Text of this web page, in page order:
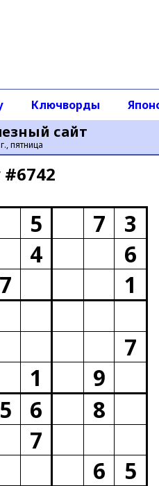
сайт
пятница
Ключворды
5 7
3
4
6
7
1
7
1
9
5 6
8
7
6 5